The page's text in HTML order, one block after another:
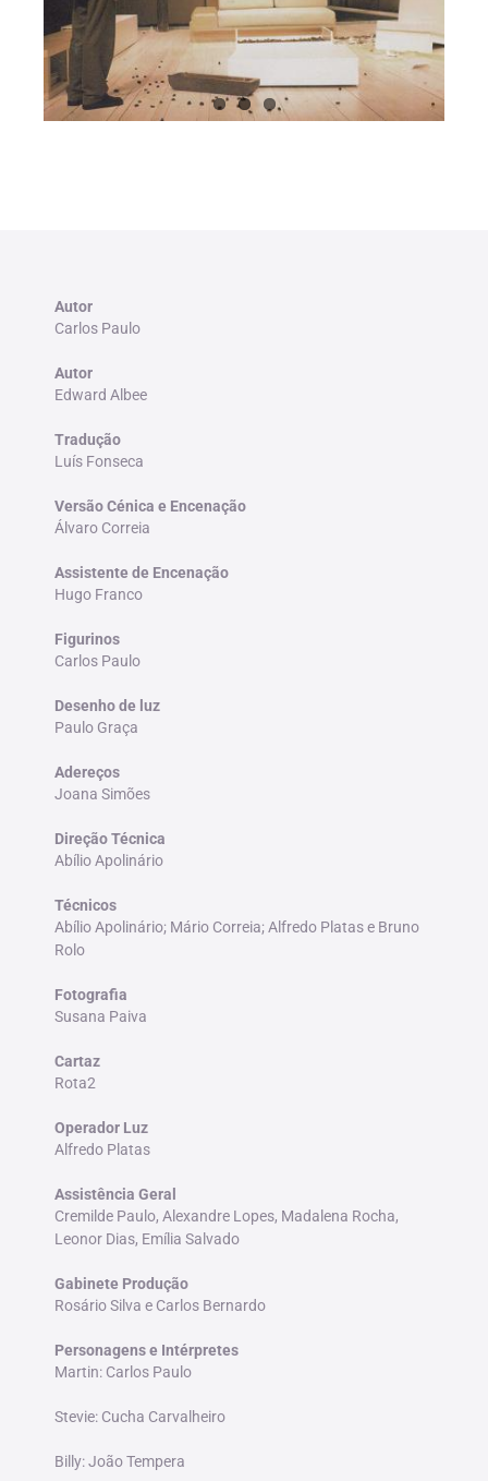
Autor
Carlos Paulo
Autor
Edward Albee
Tradução
Luís Fonseca
Versão Cénica e Encenação
Álvaro Correia
Assistente de Encenação
Hugo Franco
Figurinos
Carlos Paulo
Desenho de luz
Paulo Graça
Adereços
Joana Simões
Direção Técnica
Abílio Apolinário
Técnicos
Abílio Apolinário; Mário Correia; Alfredo Platas e Bruno
Rolo
Fotografia
Susana Paiva
Cartaz
Rota2
Operador Luz
Alfredo Platas
Assistência Geral
Cremilde Paulo, Alexandre Lopes, Madalena Rocha,
Leonor Dias, Emília Salvado
Gabinete Produção
Rosário Silva e Carlos Bernardo
Personagens e Intérpretes
Martin: Carlos Paulo
Stevie: Cucha Carvalheiro
Billy: João Tempera